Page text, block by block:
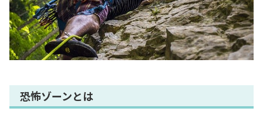
恐怖ゾーンとは